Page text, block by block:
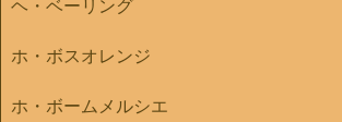
ヘ・ベーリング
ホ・ボスオレンジ
ホ・ボームメルシエ